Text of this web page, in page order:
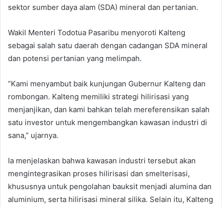
sektor sumber daya alam (SDA) mineral dan pertanian.
Wakil Menteri Todotua Pasaribu menyoroti Kalteng
sebagai salah satu daerah dengan cadangan SDA mineral
dan potensi pertanian yang melimpah.
“Kami menyambut baik kunjungan Gubernur Kalteng dan
rombongan. Kalteng memiliki strategi hilirisasi yang
menjanjikan, dan kami bahkan telah mereferensikan salah
satu investor untuk mengembangkan kawasan industri di
sana,” ujarnya.
Ia menjelaskan bahwa kawasan industri tersebut akan
mengintegrasikan proses hilirisasi dan smelterisasi,
khususnya untuk pengolahan bauksit menjadi alumina dan
aluminium, serta hilirisasi mineral silika. Selain itu, Kalteng